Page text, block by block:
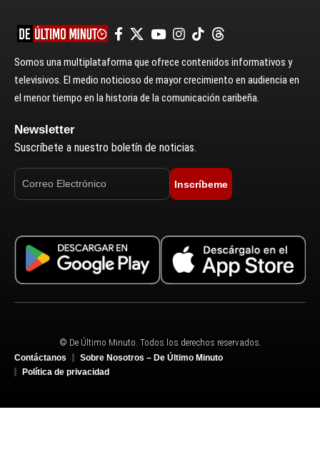
Somos una multiplataforma que ofrece contenidos informativos y
televisivos. El medio noticioso de mayor crecimiento en audiencia en
el menor tiempo en la historia de la comunicación caribeña.
Newsletter
Suscríbete a nuestro boletín de noticias.
Inscríbeme
© De Último Minuto. Todos los derechos reservados.
Contáctanos
Sobre Nosotros – De Último Minuto
Política de privacidad